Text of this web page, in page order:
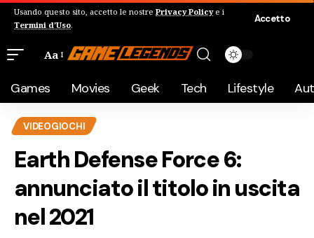
Usando questo sito, accetto le nostre Privacy Policye i
Termini d'Uso.
Accetto
Aa
Games Movies Geek Tech Lifestyle
VIDEOGIOCHI
Earth Defense Force 6:
annunciato il titolo in uscita
nel 2021